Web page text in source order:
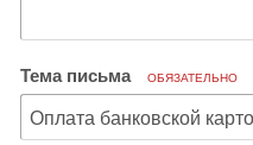
Тема письма ОБЯЗАТЕЛЬНО